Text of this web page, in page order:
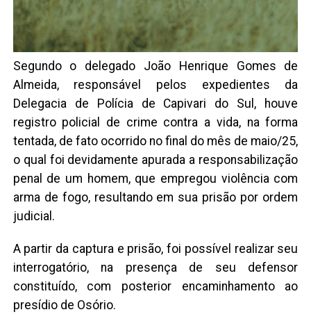
Segundo o delegado João Henrique Gomes de
Almeida, responsável pelos expedientes da
Delegacia de Polícia de Capivari do Sul, houve
registro policial de crime contra a vida, na forma
tentada, de fato ocorrido no final do mês de maio/25,
o qual foi devidamente apurada a responsabilização
penal de um homem, que empregou violência com
arma de fogo, resultando em sua prisão por ordem
judicial.
A partir da captura e prisão, foi possível realizar seu
interrogatório, na presença de seu defensor
constituído, com posterior encaminhamento ao
presídio de Osório.